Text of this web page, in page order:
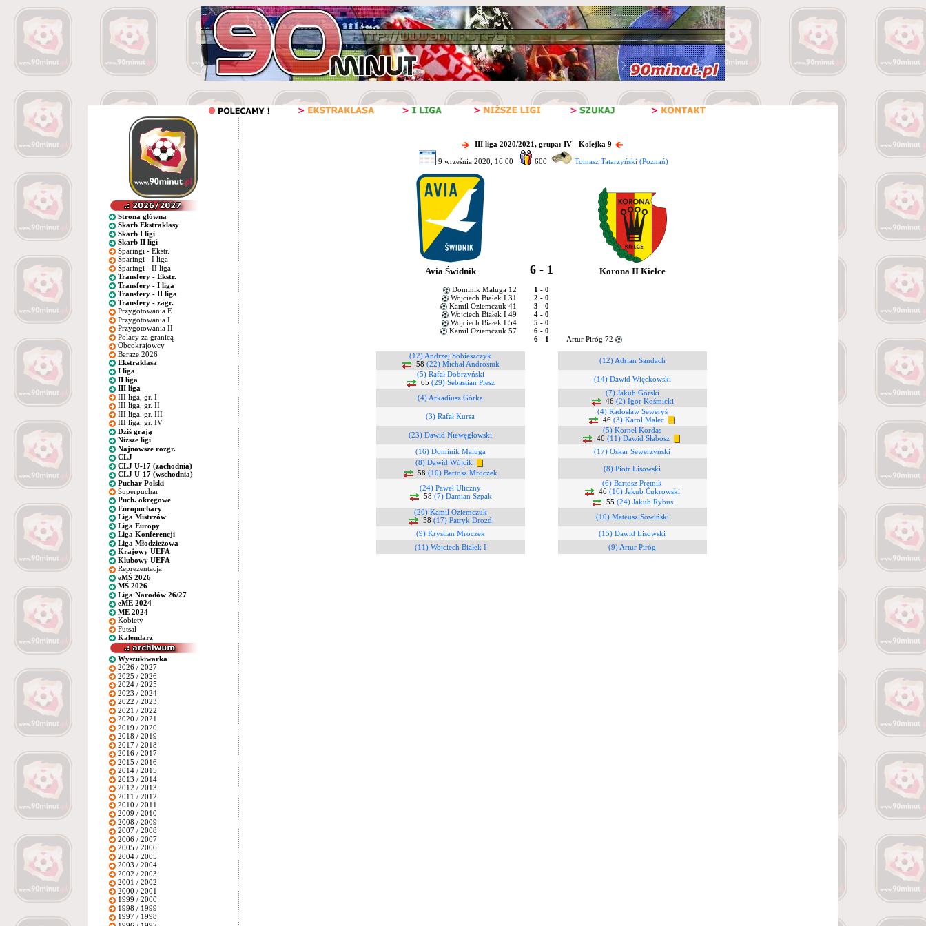
Strona główna
Skarb Ekstraklasy
Skarb I ligi
Skarb II ligi
Sparingi - Ekstr.
Sparingi - I liga
Sparingi - II liga
Transfery - Ekstr.
Transfery - I liga
Transfery - II liga
Transfery - zagr.
Przygotowania E
Przygotowania I
Przygotowania II
Polacy za granicą
Obcokrajowcy
Baraże 2026
Ekstraklasa
I liga
II liga
III liga
III liga, gr. I
III liga, gr. II
III liga, gr. III
III liga, gr. IV
Dziś grają
Niższe ligi
Najnowsze rozgr.
CLJ
CLJ U-17 (zachodnia)
CLJ U-17 (wschodnia)
Puchar Polski
Superpuchar
Puch. okręgowe
Europuchary
Liga Mistrzów
Liga Europy
Liga Konferencji
Liga Młodzieżowa
Krajowy UEFA
Klubowy UEFA
Reprezentacja
eMŚ 2026
MŚ 2026
Liga Narodów 26/27
eME 2024
ME 2024
Kobiety
Futsal
Kalendarz
Wyszukiwarka
2026 / 2027
2025 / 2026
2024 / 2025
2023 / 2024
2022 / 2023
2021 / 2022
2020 / 2021
2019 / 2020
2018 / 2019
2017 / 2018
2016 / 2017
2015 / 2016
2014 / 2015
2013 / 2014
2012 / 2013
2011 / 2012
2010 / 2011
2009 / 2010
2008 / 2009
2007 / 2008
2006 / 2007
2005 / 2006
2004 / 2005
2003 / 2004
2002 / 2003
2001 / 2002
2000 / 2001
1999 / 2000
1998 / 1999
1997 / 1998
III liga 2020/2021, grupa: IV - Kolejka 9
9 września 2020, 16:00 600 Tomasz Tatarzyński (Poznań)
Avia Świdnik 6 - 1 Korona II Kielce
Dominik Maluga 12
1 - 0
Wojciech Białek I 31
2 - 0
Kamil Oziemczuk 41
3 - 0
Wojciech Białek I 49
4 - 0
Wojciech Białek I 54
5 - 0
Kamil Oziemczuk 57
6 - 0
6 - 1
Artur Piróg 72
(12) Andrzej Sobieszczyk
58 (22) Michał Androsiuk
(12) Adrian Sandach
(5) Rafał Dobrzyński
65 (29) Sebastian Plesz (14) Dawid Więckowski
(4) Arkadiusz Górka
(7) Jakub Górski
46 (2) Igor Kośmicki
(3) Rafał Kursa
(4) Radosław Seweryś
46 (3) Karol Malec
(23) Dawid Niewęgłowski
(5) Kornel Kordas
46 (11) Dawid Słabosz
(16) Dominik Maluga
(17) Oskar Sewerzyński
(8) Dawid Wójcik
58 (10) Bartosz Mroczek
(8) Piotr Lisowski
(24) Paweł Uliczny
58 (7) Damian Szpak
(6) Bartosz Prętnik
46 (16) Jakub Cukrowski
55 (24) Jakub Rybus
(20) Kamil Oziemczuk
58 (17) Patryk Drozd
(10) Mateusz Sowiński
(9) Krystian Mroczek
(15) Dawid Lisowski
(11) Wojciech Białek I
(9) Artur Piróg